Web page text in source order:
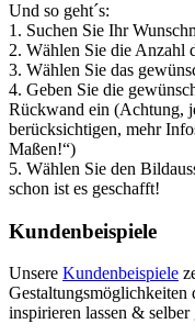
Und so geht´s:
1. Suchen Sie Ihr
2. Wählen Sie die Anzahl
3. Wählen Sie das
4. Geben Sie die
Rückwand ein (Achtung,
berücksichtigen, mehr
Maßen!“)
5. Wählen Sie den
schon ist es geschafft!
Kundenbeispiele
Unsere Kundenbeispiele
Gestaltungsmöglichkeiten
inspirieren lassen & selber